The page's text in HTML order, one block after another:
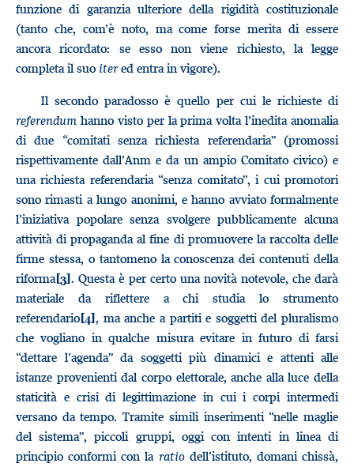
funzione di garanzia ulteriore della rigidità costituzionale
(tanto che, com’è noto, ma come forse merita di essere
ancora ricordato: se esso non viene richiesto, la legge
completa il suo itered entra in vigore).
Il secondo paradosso è quello per cui le richieste di
referendum hanno visto per la prima volta l’inedita anomalia
di due “comitati senza richiesta referendaria” (promossi
rispettivamente dall’Anm e da un ampio Comitato civico) e
una richiesta referendaria “senza comitato”, i cui promotori
sono rimasti a lungo anonimi, e hanno avviato formalmente
l’iniziativa popolare senza svolgere pubblicamente alcuna
attività di propaganda al fine di promuovere la raccolta delle
firme stessa, o tantomeno la conoscenza dei contenuti della
riforma[3]. Questa è per certo una novità notevole, che darà
materiale da riflettere a chi studia lo strumento
referendario[4], ma anche a partiti e soggetti del pluralismo
che vogliano in qualche misura evitare in futuro di farsi
“dettare l’agenda” da soggetti più dinamici e attenti alle
istanze provenienti dal corpo elettorale, anche alla luce della
staticità e crisi di legittimazione in cui i corpi intermedi
versano da tempo. Tramite simili inserimenti “nelle maglie
del sistema”, piccoli gruppi, oggi con intenti in linea di
principio conformi con la ratiodell’istituto, domani chissà,